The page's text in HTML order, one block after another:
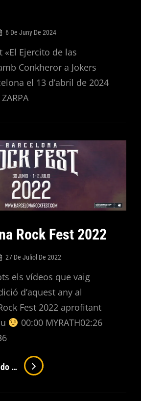
6 De Juny De 2024
«El Ejercito de las
Conkheror a Jokers
el 13 d’abril de 2024
Rock Fest 2022
27 De Juliol De 2022
els vídeos que vaig
d’aquest any al
Fest 2022 aprofitant
00:00 MYRATH02:26
… Barcelona
Rock
Fest